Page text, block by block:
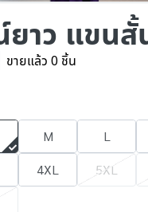
ยาว แขนสั้
ขายแล้ว 0 ชิ้น
M L
4XL 5XL